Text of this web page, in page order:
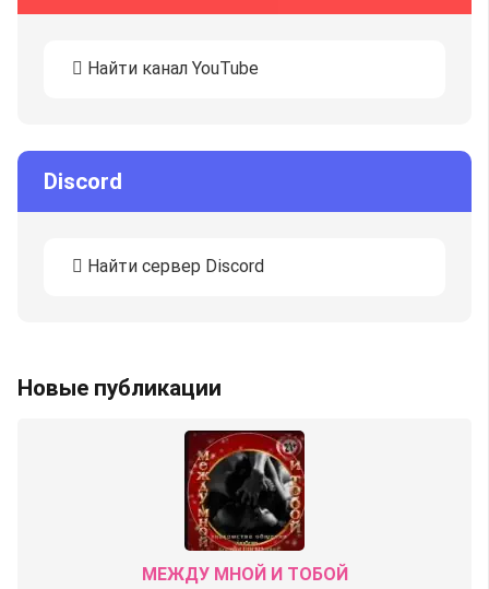
Найти канал YouTube
Discord
Найти сервер Discord
Новые публикации
МЕЖДУ МНОЙ И ТОБОЙ